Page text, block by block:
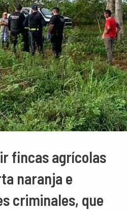
fincas agrícolas
naranja e
criminales, que